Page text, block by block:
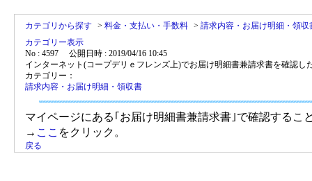
カテゴリから探す > 料金・支払い・手数料 > 請求内容・お届け明細・領収
カテゴリー表示
No : 4597
公開日時 : 2019/04/16 10:45
インターネット(コープデリｅフレンズ上)でお届け明細書兼請求書を確認し
カテゴリー：
請求内容・お届け明細・領収書
マイページにある｢お届け明細書兼請求書｣で確認するこ
→ ここ をクリック。
戻る